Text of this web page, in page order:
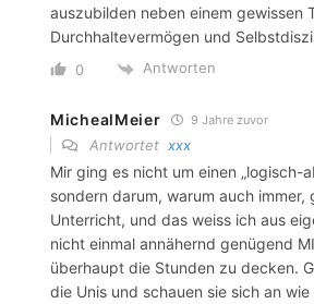
auszubilden neben einem gewissen
Durchhaltevermögen und
0 Antworten
MichealMeier 9 Jahre zuvor
Antwortet xxx
Mir ging es nicht um einen „logisch-
sondern darum, warum auch immer,
Unterricht, und das weiss ich aus
nicht einmal annähernd genügend
überhaupt die Stunden zu decken.
die Unis und schauen sie sich an